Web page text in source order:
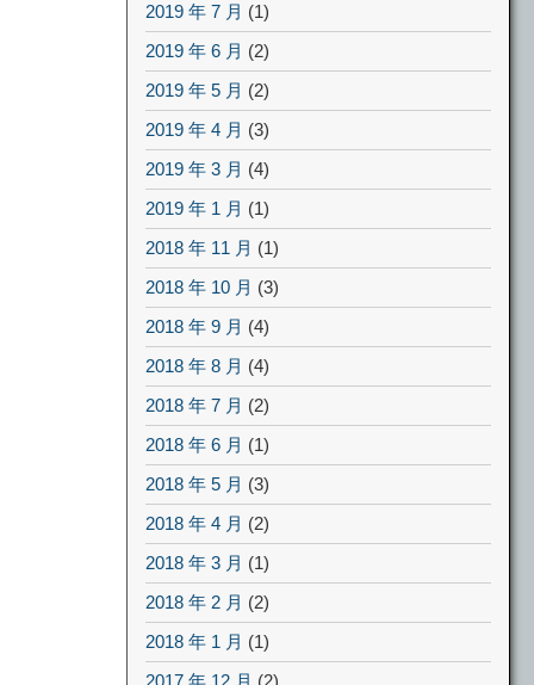
2019 年 7 月 (1)
2019 年 6 月 (2)
2019 年 5 月 (2)
2019 年 4 月 (3)
2019 年 3 月 (4)
2019 年 1 月 (1)
2018 年 11 月 (1)
2018 年 10 月 (3)
2018 年 9 月 (4)
2018 年 8 月 (4)
2018 年 7 月 (2)
2018 年 6 月 (1)
2018 年 5 月 (3)
2018 年 4 月 (2)
2018 年 3 月 (1)
2018 年 2 月 (2)
2018 年 1 月 (1)
2017 年 12 月 (2)